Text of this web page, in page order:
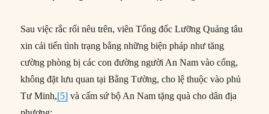
Sau việc rắc rối nêu trên, viên Tổng đốc Lưỡng Quảng tâu
xin cải tiến tình trạng bằng những biện pháp như tăng
cường phòng bị các con đường người An Nam vào cống,
không đặt lưu quan tại Bằng Tường, cho lệ thuộc vào phủ
Tư Minh,[5] và cấm sứ bộ An Nam tặng quà cho dân địa